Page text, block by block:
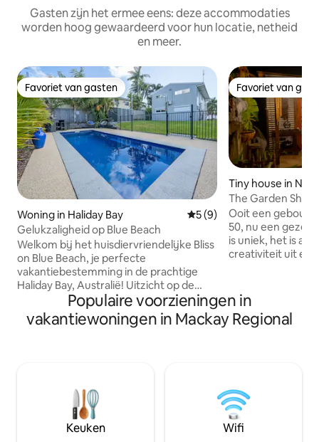
Gasten zijn het ermee eens: deze accommodaties
worden hoog gewaardeerd voor hun locatie, netheid
en meer.
Favoriet van gasten
Favoriet van gasten
Woning in Haliday Bay Gemiddelde beoordeling
5 (9)
Gelukzaligheid op Blue Beach
Welkom bij het huisdiervriendelijke Bliss
on Blue Beach, je perfecte
vakantiebestemming in de prachtige
Haliday Bay, Australië! Uitzicht op de
oceaan met een ruime buitenruimte net
buiten de goed uitgeruste keuken.
Volledig voorzien van airconditioning
voorzien, waaronder airconditioning,
wifi, een volledig uitgeruste keuken en
een wasmachine. Op slechts enkele
ogenblikken van het strand is het ideaal
Favoriet van
Favoriet van
Tiny house in
The Garden Shed
Ooit een
50, nu een
is uniek, het is
creativiteit uit en
queensize bed, een smart-tv, een
minikoelkast,
verder in het hart
eigen schattige
tafel voor twee.
Populaire voorzieningen in
vakantiewoningen in Mackay Regional
Keuken Wifi